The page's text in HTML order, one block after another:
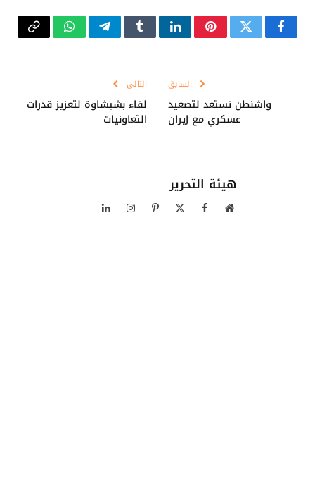
فيسبوكتويتر بينتيريستلينكدإنTumblrتيلقرامواتسابCopy
السابق
واشنطن تستعد لتصعيد
عسكري مع إيران
التالي
لقاء بشيشاوة لتعزيز قدرات
التعاونيات
هيئة التحرير
موقع فيسبوك بينتيريستالانستغراملينكدإن